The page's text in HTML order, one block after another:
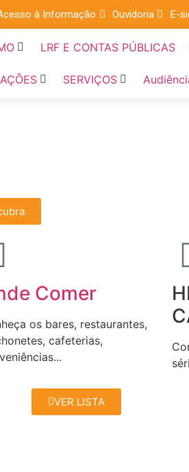
à Informação Ouvidoria E-
LRF E CONTAS PÚBLICAS
SERVIÇOS
Comer
os bares, restaurantes,
cafeterias,
VER LISTA